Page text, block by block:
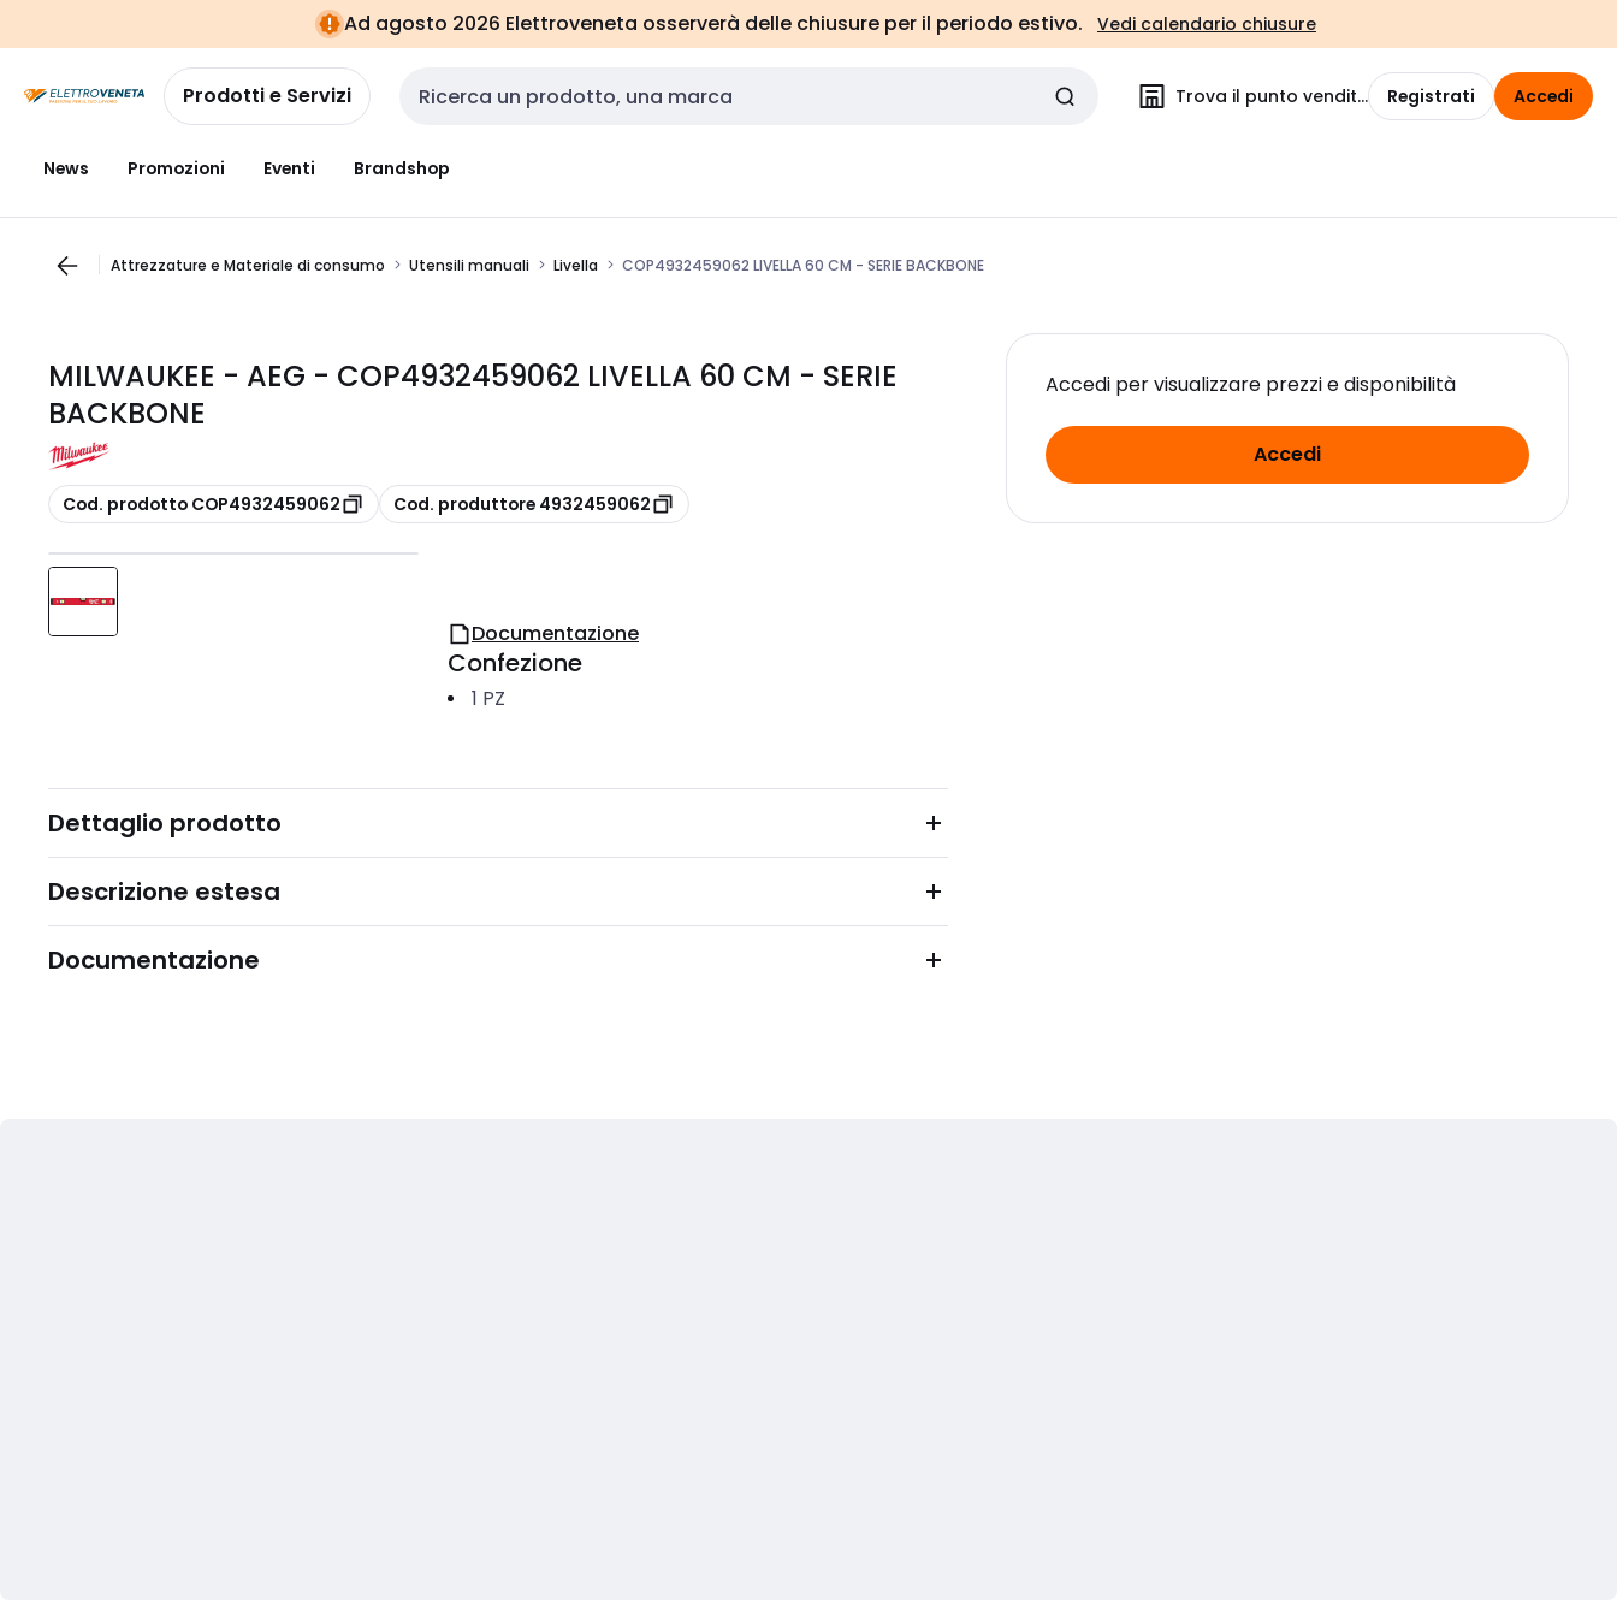
navigazionealla
pagina
Ad agosto 2026 Elettroveneta osserverà delle chiusure per il periodo estivo. Vedi calendario chiusure
Prodotti e Servizi Cerca input Trova il punto vendita Registrati Accedi
News Promozioni Eventi Brandshop
Attrezzature e Materiale di consumo Utensili manuali Livella COP4932459062 LIVELLA 60 CM - SERIE BACKBONE
MILWAUKEE - AEG - COP4932459062 LIVELLA 60 CM - SERIE
BACKBONE
copia
Cod. prodotto COP4932459062 copia
Cod. produttore 4932459062
Accedi per visualizzare prezzi e disponibilità
Accedi
Documentazione
Confezione
1 PZ
Dettaglio prodotto
Descrizione estesa
Documentazione